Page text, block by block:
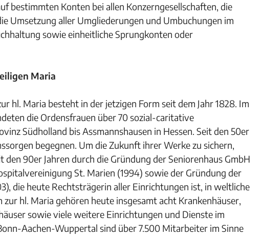
bestimmten Konten bei allen Konzerngesellschaften, die
Umsetzung aller Umgliederungen und Umbuchungen im
sowie einheitliche Sprungkonten oder
Maria
hl. Maria besteht in der jetzigen Form seit dem Jahr 1828. Im
die Ordensfrauen über 70 sozial-caritative
Südholland bis Assmannshausen in Hessen. Seit den 50er
begegnen. Um die Zukunft ihrer Werke zu sichern,
90er Jahren durch die Gründung der Seniorenhaus GmbH
St. Marien (1994) sowie der Gründung der
die heute Rechtsträgerin aller Einrichtungen ist, in weltliche
hl. Maria gehören heute insgesamt acht Krankenhäuser,
sowie viele weitere Einrichtungen und Dienste im
Aachen-Wuppertal sind über 7.500 Mitarbeiter im Sinne